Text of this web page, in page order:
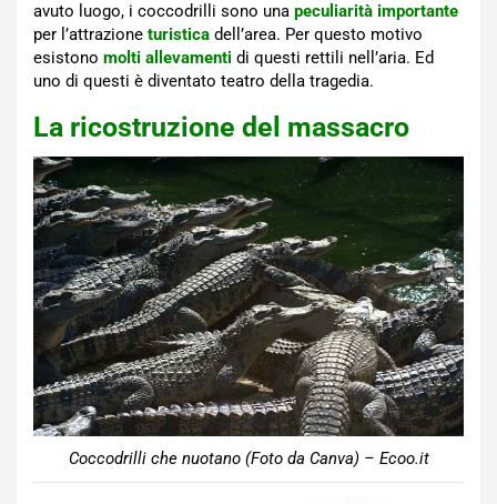
avuto luogo, i coccodrilli sono una peculiarità importante
per l’attrazione turistica dell’area. Per questo motivo
esistono molti allevamenti di questi rettili nell’aria. Ed
uno di questi è diventato teatro della tragedia.
La ricostruzione del massacro
Coccodrilli che nuotano (Foto da Canva) – Ecoo.it